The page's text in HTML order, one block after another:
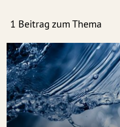
1 Beitrag zum Thema